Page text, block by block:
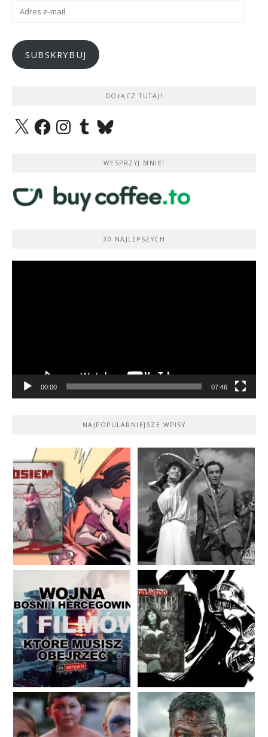
Adres
SUBSKRYBUJ
DOŁĄCZ TUTAJ!
X FacebookInstagramTumblrBluesky
WESPRZYJ MNIE!
30 NAJLEPSZYCH
00:00 07:46
NAJPOPULARNIEJSZE WPISY